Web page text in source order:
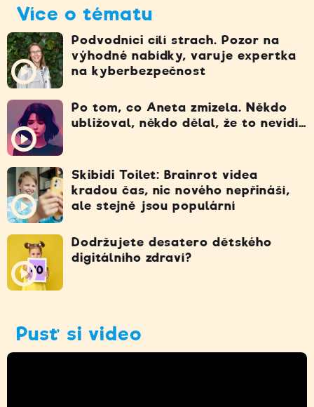
Více o tématu
Podvodníci cílí strach. Pozor na
výhodné nabídky, varuje expertka
na kyberbezpečnost
Po tom, co Aneta zmizela. Někdo
ubližoval, někdo dělal, že to nevidí…
Skibidi Toilet: Brainrot videa
kradou čas, nic nového nepřináší,
ale stejně jsou populární
Dodržujete desatero dětského
digitálního zdraví?
Pusť si video